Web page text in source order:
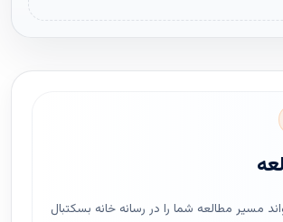
مسیر مطالعه شما را در رسانه خانه بسکتبال